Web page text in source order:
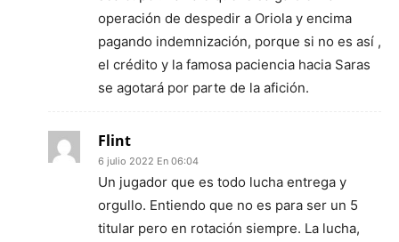
operación de despedir a Oriola y encima
pagando indemnización, porque si no es así ,
el crédito y la famosa paciencia hacia Saras
se agotará por parte de la afición.
Flint
6 julio 2022 En 06:04
Un jugador que es todo lucha entrega y
orgullo. Entiendo que no es para ser un 5
titular pero en rotación siempre. La lucha,